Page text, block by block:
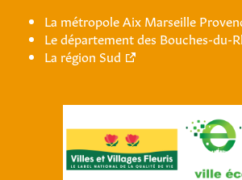
La métropole Aix Marseille
Le département des Bouches-du-
La région Sud